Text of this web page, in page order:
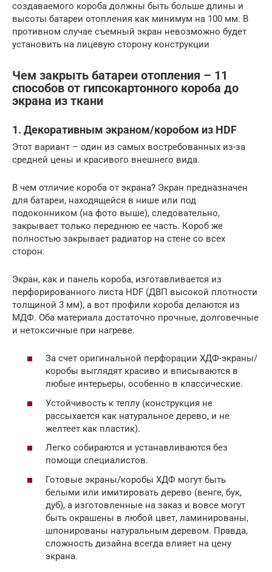
создаваемого короба должны быть больше длины и
высоты батареи отопления как минимум на 100 мм. В
противном случае съемный экран невозможно будет
установить на лицевую сторону конструкции
Чем закрыть батареи отопления – 11
способов от гипсокартонного короба до
экрана из ткани
1. Декоративным экраном/коробом из HDF
Этот вариант – один из самых востребованных из-за
средней цены и красивого внешнего вида.
В чем отличие короба от экрана? Экран предназначен
для батареи, находящейся в нише или под
подоконником (на фото выше), следовательно,
закрывает только переднюю ее часть. Короб же
полностью закрывает радиатор на стене со всех
сторон.
Экран, как и панель короба, изготавливается из
перфорированного листа HDF (ДВП высокой плотности
толщиной 3 мм), а вот профили короба делаются из
МДФ. Оба материала достаточно прочные, долговечные
и нетоксичные при нагреве.
За счет оригинальной перфорации ХДФ-экраны/
коробы выглядят красиво и вписываются в
любые интерьеры, особенно в классические.
Устойчивость к теплу (конструкция не
рассыхается как натуральное дерево, и не
желтеет как пластик).
Легко собираются и устанавливаются без
помощи специалистов.
Готовые экраны/коробы ХДФ могут быть
белыми или имитировать дерево (венге, бук,
дуб), а изготовленные на заказ и вовсе могут
быть окрашены в любой цвет, ламинированы,
шпонированы натуральным деревом. Правда,
сложность дизайна всегда влияет на цену
экрана.